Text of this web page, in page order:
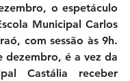
o espetáculo
Municipal Carlos
com sessão às 9h.
dezembro, é a vez da
Castália receber